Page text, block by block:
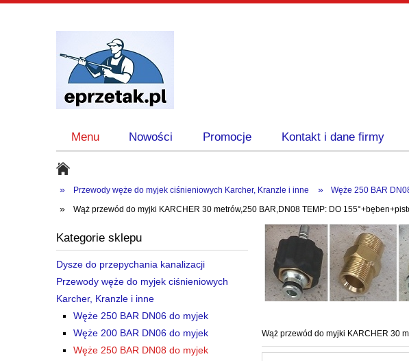
Menu Nowości Promocje Kontakt i dane firmy
» Przewody węże do myjek ciśnieniowych Karcher, Kranzle i inne » Węże 250 BAR
» Wąż przewód do myjki KARCHER 30 metrów,250 BAR,DN08 TEMP: DO
Kategorie sklepu
Dysze do przepychania kanalizacji
Przewody węże do myjek ciśnieniowych
Karcher, Kranzle i inne
Węże 250 BAR DN06 do myjek
Węże 200 BAR DN06 do myjek
Węże 250 BAR DN08 do myjek
Wąż przewód do myjki KARCHER 30